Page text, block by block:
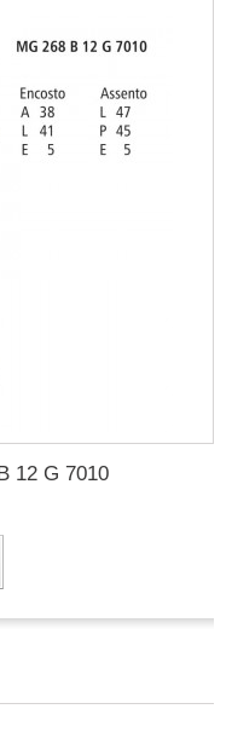
12 G 7010